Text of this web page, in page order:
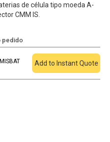
de célula tipo moeda A-
CMM IS.
pedido
Add to Instant Quote